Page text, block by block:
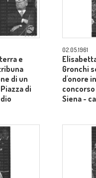
e
di un
di
02.05.1961
Gronchi
d'onore
Siena -